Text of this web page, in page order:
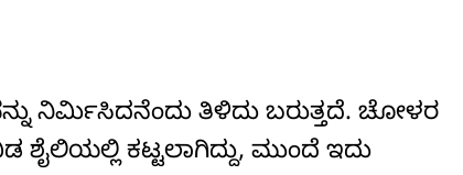
ನಿರ್ಮಿಸಿದನೆಂದು ತಿಳಿದು ಬರುತ್ತದೆ. ಚೋಳರ
ಶೈಲಿಯಲ್ಲಿ ಕಟ್ಟಲಾಗಿದ್ದು, ಮುಂದೆ ಇದು